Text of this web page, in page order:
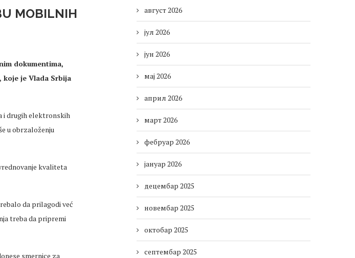
MOBILNIH
dokumentima,
koje je Vlada Srbija
i drugih elektronskih
u obrzaloženju
kvaliteta
da prilagodi već
treba da pripremi
smernice za
август 2026
јул 2026
јун 2026
мај 2026
април 2026
март 2026
фебруар 2026
јануар 2026
децембар 2025
новембар 2025
октобар 2025
септембар 2025